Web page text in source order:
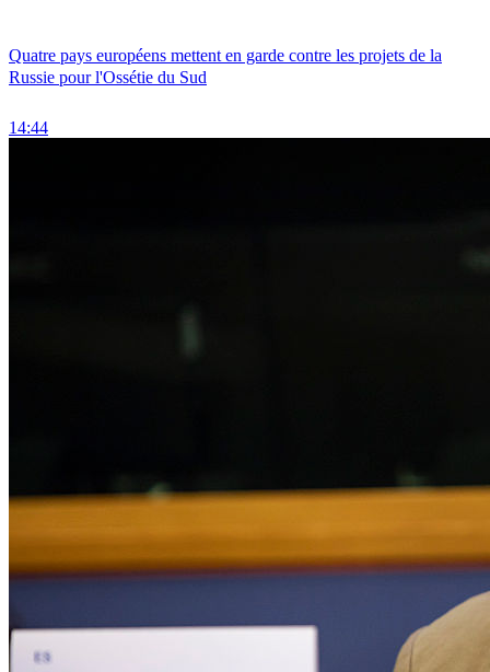
Quatre pays européens mettent en garde contre les projets de la
Russie pour l'Ossétie du Sud
14:44